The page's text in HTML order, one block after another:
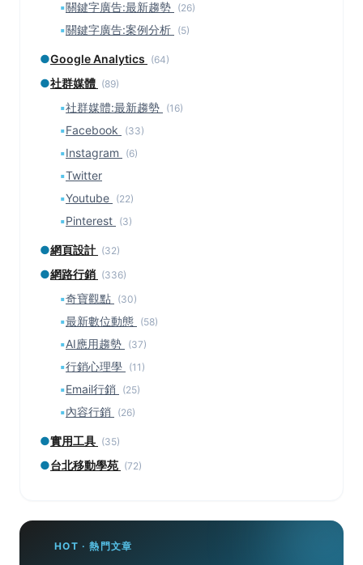
▪關鍵字廣告:最新趨勢 (26)
▪關鍵字廣告:案例分析 (5)
●Google Analytics (64)
●社群媒體 (89)
▪社群媒體:最新趨勢 (16)
▪Facebook (33)
▪Instagram (6)
▪Twitter
▪Youtube (22)
▪Pinterest (3)
●網頁設計 (32)
●網路行銷 (336)
▪奇寶觀點 (30)
▪最新數位動態 (58)
▪AI應用趨勢 (37)
▪行銷心理學 (11)
▪Email行銷 (25)
▪內容行銷 (26)
●實用工具 (35)
●台北移動學苑 (72)
HOT · 熱門文章